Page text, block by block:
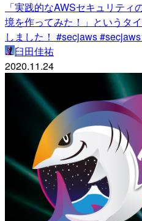
「実践的なAWSセキュリテ
境を作ってみた！」というタ
しました！ #secjaws
臼田佳祐
2020.11.24